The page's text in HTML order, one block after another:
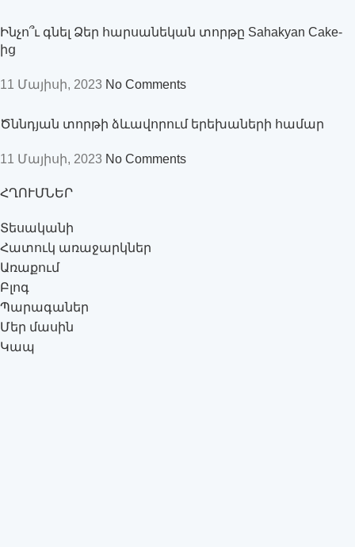
Ինչո՞ւ գնել Ձեր հարսանեկան տորթը Sahakyan Cake-
ից
11 Մայիսի, 2023 No Comments
Ծննդյան տորթի ձևավորում երեխաների համար
11 Մայիսի, 2023 No Comments
ՀՂՈՒՄՆԵՐ
Տեսականի
Հատուկ առաջարկներ
Առաքում
Բլոգ
Պարագաներ
Մեր մասին
Կապ